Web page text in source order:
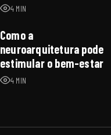
4 MIN
Como a
neuroarquitetura pode
estimular o bem-estar
4 MIN